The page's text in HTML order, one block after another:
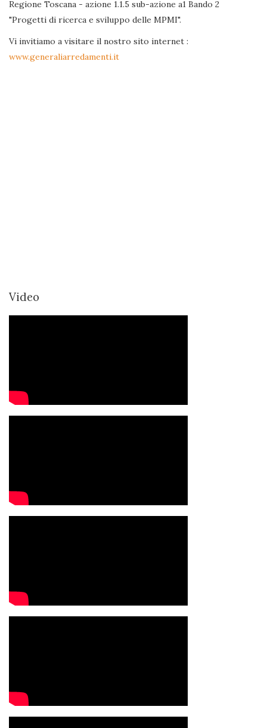
Regione Toscana - azione 1.1.5 sub-azione a1 Bando 2
"Progetti di ricerca e sviluppo delle MPMI".
Vi invitiamo a visitare il nostro sito internet :
www.generaliarredamenti.it
Video